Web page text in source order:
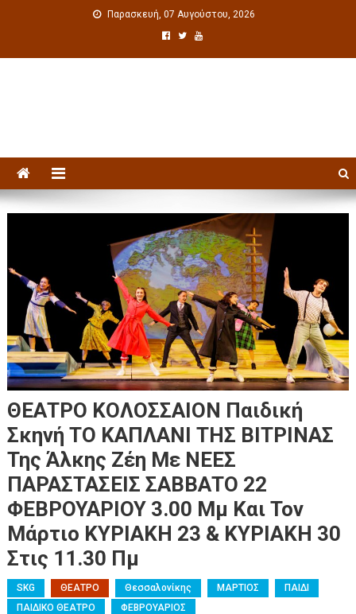
Παρασκευή, 07 Αυγούστου, 2026
ΘΕΑΤΡΟ ΚΟΛΟΣΣΑΙΟΝ Παιδική
Σκηνή ΤΟ ΚΑΠΛΑΝΙ ΤΗΣ ΒΙΤΡΙΝΑΣ
Της Άλκης Ζέη Με ΝΕΕΣ
ΠΑΡΑΣΤΑΣΕΙΣ ΣΑΒΒΑΤΟ 22
ΦΕΒΡΟΥΑΡΙΟΥ 3.00 Μμ Και Τον
Μάρτιο ΚΥΡΙΑΚΗ 23 & ΚΥΡΙΑΚΗ 30
Στις 11.30 Πμ
SKG ΘΕΑΤΡΟ Θεσσαλονίκης ΜΑΡΤΙΟΣ
ΠΑΙΔΙ
ΠΑΙΔΙΚΟ ΘΕΑΤΡΟ
ΦΕΒΡΟΥΑΡΙΟΣ